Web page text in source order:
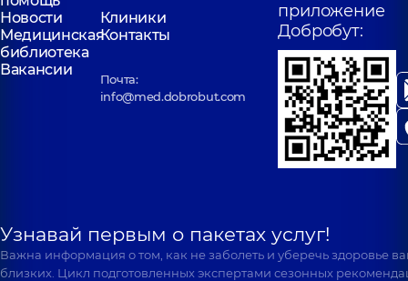
Новости
Клиники
Медицинская
библиотека
Контакты
Вакансии
Почта:
info@med.dobrobut.com
приложение
Добробут:
Узнавай первым о пакетах услуг!
Важна информация о том, как не заболеть и уберечь здоровье
близких. Цикл подготовленных экспертами сезонных